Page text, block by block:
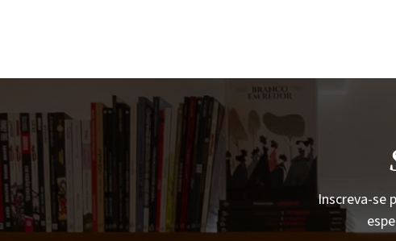
Abigail Balfe
Abigail Owen
Abigail Shrier
Abraham Lincoln
Accursio Soldano
Achdé
Achille Mbembe
Ala Dos Livros
Albatroz
Alfaguara
Alfarroba
Alma Dos Livros
Inscreva-se